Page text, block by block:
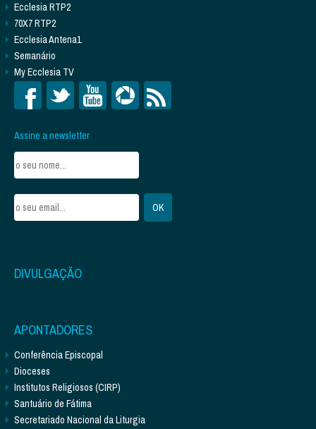
Ecclesia RTP2
70X7 RTP2
Ecclesia Antena1
Semanário
My Ecclesia TV
Assine a newsletter
DIVULGAÇÃO
APONTADORES
Conferência Episcopal
Dioceses
Institutos Religiosos (CIRP)
Santuário de Fátima
Secretariado Nacional da Liturgia